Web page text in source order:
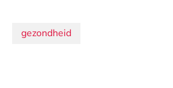
Onderwerpen:
gezondheid